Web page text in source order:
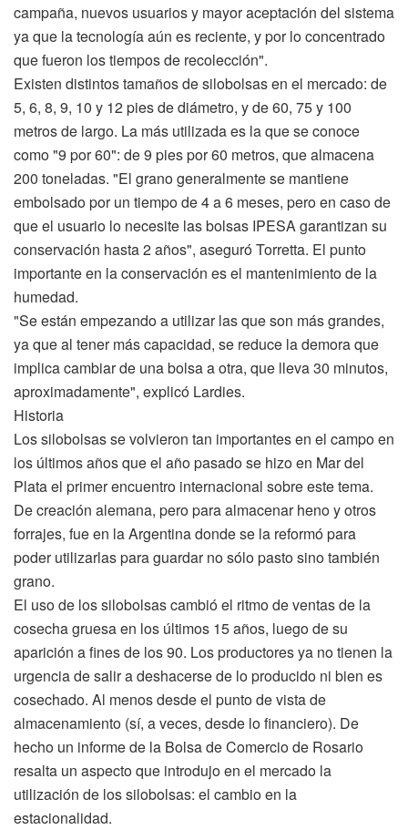
campaña, nuevos usuarios y mayor aceptación del sistema
ya que la tecnología aún es reciente, y por lo concentrado
que fueron los tiempos de recolección".
Existen distintos tamaños de silobolsas en el mercado: de
5, 6, 8, 9, 10 y 12 pies de diámetro, y de 60, 75 y 100
metros de largo. La más utilizada es la que se conoce
como "9 por 60": de 9 pies por 60 metros, que almacena
200 toneladas. "El grano generalmente se mantiene
embolsado por un tiempo de 4 a 6 meses, pero en caso de
que el usuario lo necesite las bolsas IPESA garantizan su
conservación hasta 2 años", aseguró Torretta. El punto
importante en la conservación es el mantenimiento de la
humedad.
"Se están empezando a utilizar las que son más grandes,
ya que al tener más capacidad, se reduce la demora que
implica cambiar de una bolsa a otra, que lleva 30 minutos,
aproximadamente", explicó Lardies.
Historia
Los silobolsas se volvieron tan importantes en el campo en
los últimos años que el año pasado se hizo en Mar del
Plata el primer encuentro internacional sobre este tema.
De creación alemana, pero para almacenar heno y otros
forrajes, fue en la Argentina donde se la reformó para
poder utilizarlas para guardar no sólo pasto sino también
grano.
El uso de los silobolsas cambió el ritmo de ventas de la
cosecha gruesa en los últimos 15 años, luego de su
aparición a fines de los 90. Los productores ya no tienen la
urgencia de salir a deshacerse de lo producido ni bien es
cosechado. Al menos desde el punto de vista de
almacenamiento (sí, a veces, desde lo financiero). De
hecho un informe de la Bolsa de Comercio de Rosario
resalta un aspecto que introdujo en el mercado la
utilización de los silobolsas: el cambio en la
estacionalidad.